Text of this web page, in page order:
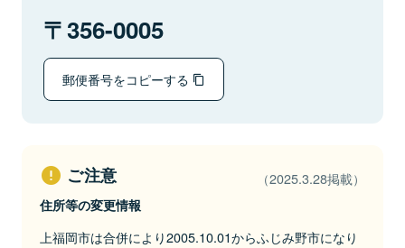
356-0005
郵便番号をコピーする
ご注意 （2025.3.28掲載）
住所等の変更情報
上福岡市は合併により2005.10.01からふじみ野市になり